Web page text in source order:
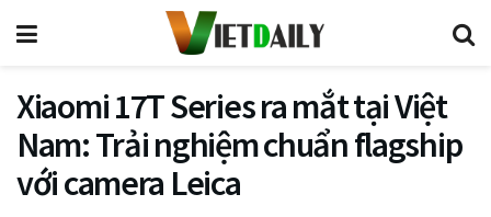
Xiaomi 17T Series ra mắt tại Việt
Nam: Trải nghiệm chuẩn flagship
với camera Leica